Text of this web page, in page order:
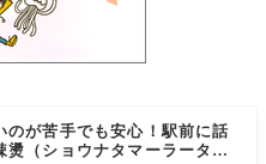
のが苦手でも安心！駅前に話
燙（ショウナタマーラータ